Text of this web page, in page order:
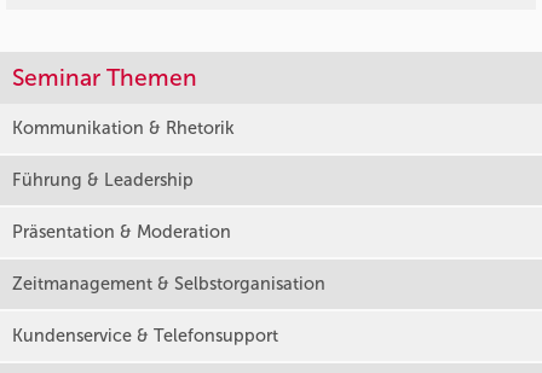
Seminar Themen
Kommunikation & Rhetorik
Führung & Leadership
Präsentation & Moderation
Zeitmanagement & Selbstorganisation
Kundenservice & Telefonsupport